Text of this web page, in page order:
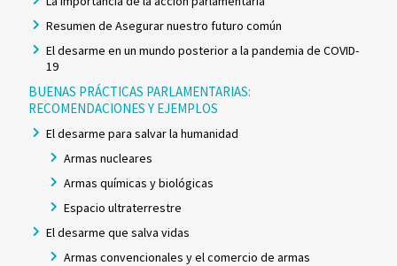
Resumen de Asegurar nuestro futuro común
El desarme en un mundo posterior a la pandemia de COVID-
19
BUENAS PRÁCTICAS PARLAMENTARIAS:
RECOMENDACIONES Y EJEMPLOS
El desarme para salvar la humanidad
Armas nucleares
Armas químicas y biológicas
Espacio ultraterrestre
El desarme que salva vidas
Armas convencionales y el comercio de armas